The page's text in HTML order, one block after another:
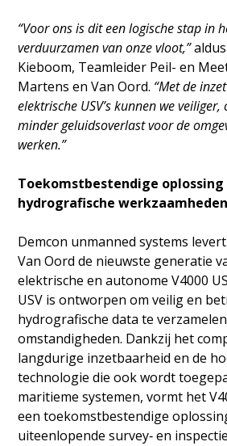
“Voor ons is dit een logische stap in
verduurzamen van onze vloot,”
Kieboom, Teamleider Peil- en
Martens en Van Oord. “Met de
elektrische USV’s kunnen we
minder geluidsoverlast voor de
werken.”
Toekomstbestendige oplossing
hydrografische werkzaamheden
Demcon unmanned systems
Van Oord de nieuwste generatie
elektrische en autonome V4000
USV is ontworpen om veilig en
hydrografische data te
omstandigheden. Dankzij het
langdurige inzetbaarheid en de
technologie die ook wordt
maritieme systemen, vormt het
een toekomstbestendige
uiteenlopende survey‑ en